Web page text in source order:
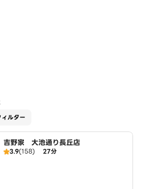
ィルター
吉野家 大池通り長丘店
3.9(158) 27分